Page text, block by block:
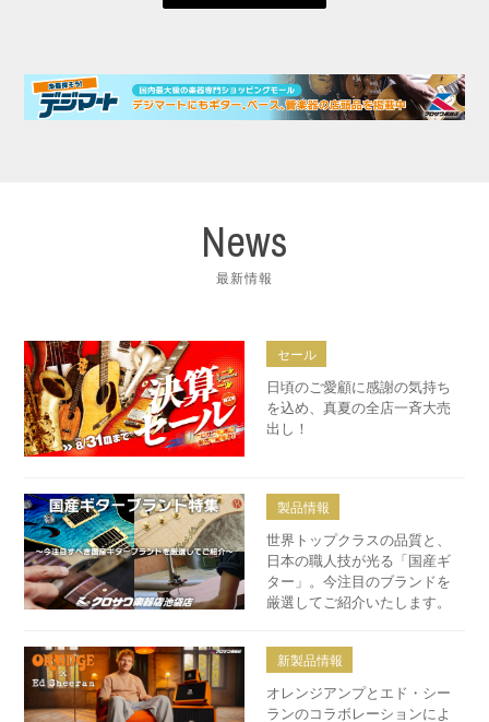
News
最新情報
セール
日頃のご愛顧に感謝の気持ち
を込め、真夏の全店一斉大売
出し！
製品情報
世界トップクラスの品質と、
日本の職人技が光る「国産ギ
ター」。今注目のブランドを
厳選してご紹介いたします。
新製品情報
オレンジアンプとエド・シー
ランのコラボレーションによ